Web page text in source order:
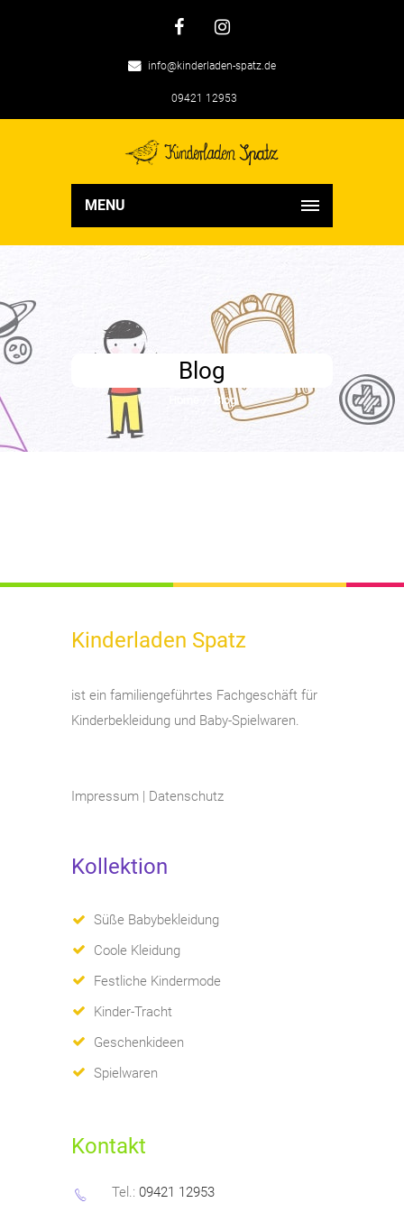
info@kinderladen-spatz.de
09421 12953
MENU
Blog
Blog
Kinderladen Spatz
ist ein familiengeführtes Fachgeschäft für
Kinderbekleidung und Baby-Spielwaren.
Impressum | Datenschutz
Kollektion
Süße Babybekleidung
Coole Kleidung
Festliche Kindermode
Kinder-Tracht
Geschenkideen
Spielwaren
Kontakt
Tel.: 09421 12953